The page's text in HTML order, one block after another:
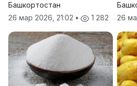
Башкортостан
26 мар 2026, 21:02 • 1 282
26